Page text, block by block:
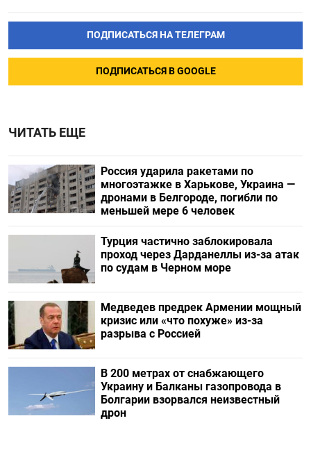
ПОДПИСАТЬСЯ НА ТЕЛЕГРАМ
ПОДПИСАТЬСЯ В GOOGLE
ЧИТАТЬ ЕЩЕ
Россия ударила ракетами по
многоэтажке в Харькове, Украина —
дронами в Белгороде, погибли по
меньшей мере 6 человек
Турция частично заблокировала
проход через Дарданеллы из-за атак
по судам в Черном море
Медведев предрек Армении мощный
кризис или «что похуже» из-за
разрыва с Россией
В 200 метрах от снабжающего
Украину и Балканы газопровода в
Болгарии взорвался неизвестный
дрон